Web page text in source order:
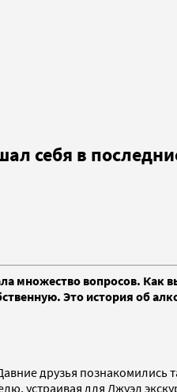
себя в
множество вопросов. Как
Это история об
друзья познакомились
устраивая для Джуэл